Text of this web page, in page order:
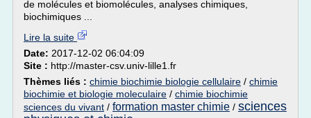
de molécules et biomolécules, analyses chimiques,
biochimiques ...
Lire la suite
Date: 2017-12-02 06:04:09
Site : http://master-csv.univ-lille1.fr
Thèmes liés : chimie biochimie biologie cellulaire / chimie
biochimie et biologie moleculaire / chimie biochimie
sciences du vivant / formation master chimie / sciences